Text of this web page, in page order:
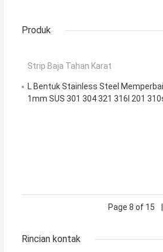
Produk
Strip Baja Tahan Karat
L Bentuk Stainless Steel
1mm SUS 301 304 321 316l 201
Page 8 of 15
Rincian kontak